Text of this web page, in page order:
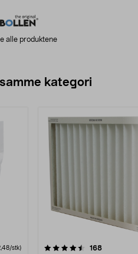
alle produktene
kategori
stk) 168
4.5 av 5 stjerner